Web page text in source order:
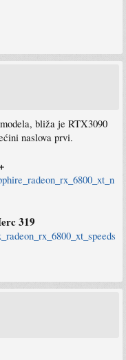
bliža je RTX3090
naslova prvi.
319